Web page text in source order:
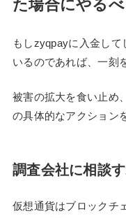
た場合にやる
もしzyqpayに入金し
いるのであれば、一刻
被害の拡大を食い止め
の具体的なアクション
調査会社に相談
仮想通貨はブロックチ